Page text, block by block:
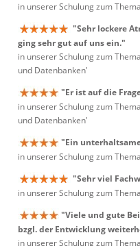
in unserer Schulung zum
"Sehr lockere
ging sehr gut auf uns ein."
in unserer Schulung zum
und Datenbanken'
"Er ist auf die
in unserer Schulung zum
und Datenbanken'
"Ein
in unserer Schulung zum
"Sehr viel
in unserer Schulung zum
"Viele und gute
bzgl. der Entwicklung
in unserer Schulung zum